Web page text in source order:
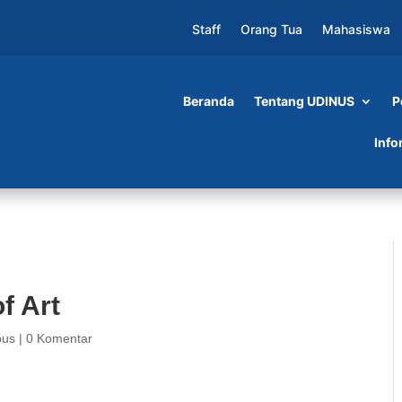
Staff Orang Tua Mahasiswa
Beranda Tentang UDINUS
Art
|0 Komentar